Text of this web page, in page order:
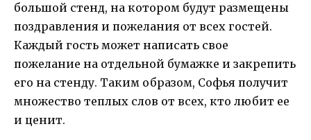
большой стенд, на котором будут размещены
поздравления и пожелания от всех гостей.
Каждый гость может написать свое
пожелание на отдельной бумажке и закрепить
его на стенду. Таким образом, Софья получит
множество теплых слов от всех, кто любит ее
и ценит.